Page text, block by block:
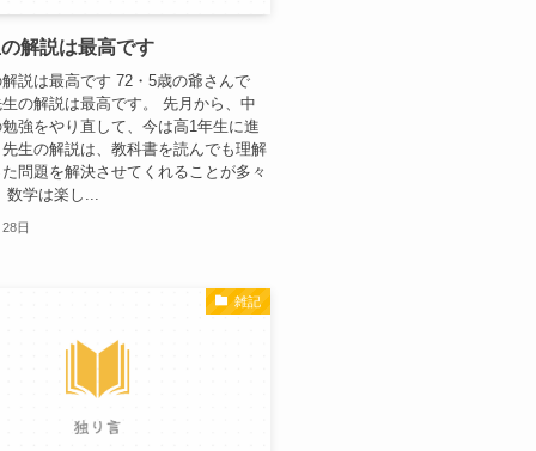
解説は最高です
説は最高です 72・5歳の爺さんで
の解説は最高です。 先月から、中
強をやり直して、今は高1年生に進
生の解説は、教科書を読んでも理解
問題を解決させてくれることが多々
数学は楽し...
日
雑記